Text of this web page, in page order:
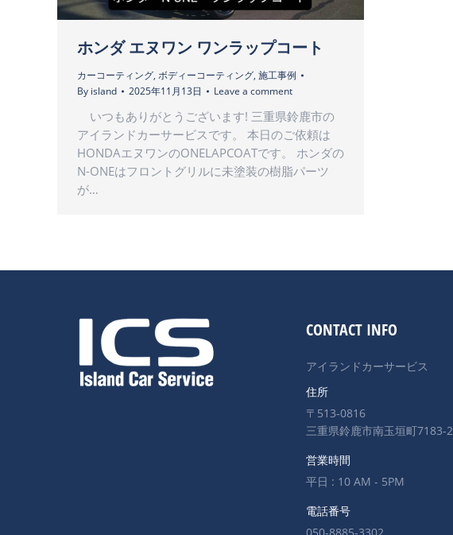
ホンダ エヌワン ワンラップコート
カーコーティング, ボディーコーティング, 施工事例
By island 2025年11月13日 Leave a comment
いつもありがとうございます! 三重県鈴鹿市の
アイランドカーサービスです。 本日のご依頼は
HONDAエヌワンのONELAPCOATです。 ホンダの
N-ONEはフロントグリルに未塗装の樹脂パーツ
が…
CONTACT INFO
アイランドカーサービス
住所
〒513-0816
三重県鈴鹿市南玉垣町7183-2
営業時間
平日 : 10 AM - 5PM
電話番号